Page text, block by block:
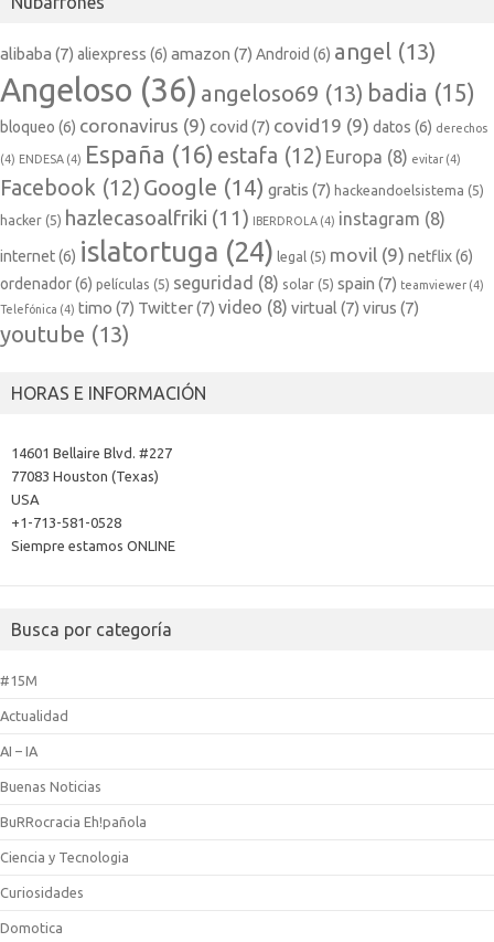
alibaba (7) aliexpress (6) amazon (7) Android (6) angel (13)
Angeloso (36) angeloso69 (13) badia (15)
bloqueo (6) coronavirus (9) covid (7) covid19 (9) datos (6) derechos
(4) ENDESA (4) España (16) estafa (12) Europa (8) evitar (4)
Facebook (12) Google (14) gratis (7) hackeandoelsistema (5)
hacker (5) hazlecasoalfriki (11) IBERDROLA (4) instagram (8)
internet(6) islatortuga (24) legal (5) movil (9) netflix(6)
ordenador(6) películas (5) seguridad (8) solar (5) spain (7) teamviewer (4)
Telefónica (4) timo (7) Twitter(7) video (8) virtual (7) virus (7)
youtube (13)
HORAS E INFORMACIÓN
14601 Bellaire Blvd. #227
77083 Houston (Texas)
USA
+1-713-581-0528
Siempre estamos ONLINE
Busca por categoría
#15M
Actualidad
AI – IA
Buenas Noticias
BuRRocracia Eh!pañola
Ciencia y Tecnologia
Curiosidades
Domotica